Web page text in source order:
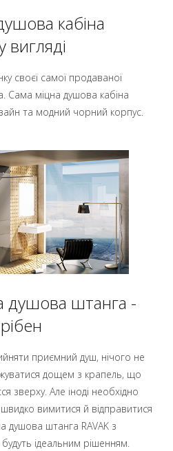
кабіна
вигляді
своєї самої продаваної
Сама міцна душова кабіна
та модний чорний корпус.
душова штанга -
приємний душ, нічого не
дощем з крапель, що
зверху. Але іноді необхідно
вимитися й відправитися
душова штанга RAVAK з
ідеальним рішенням.